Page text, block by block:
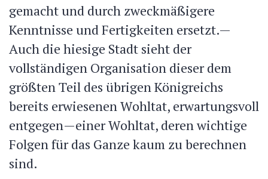
gemacht und durch zweckmäßigere
Kenntnisse und Fertigkeiten ersetzt.—
Auch die hiesige Stadt sieht der
vollständigen Organisation dieser dem
größten Teil des übrigen Königreichs
bereits erwiesenen Wohltat, erwartungsvoll
entgegen—einer Wohltat, deren wichtige
Folgen für das Ganze kaum zu berechnen
sind.